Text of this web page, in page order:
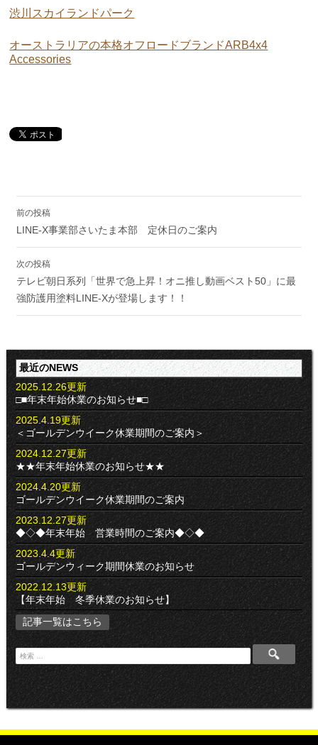
渋川スカイランドパーク
オーストラリアの本格オフロードブランドARB4x4
Accessories
稿
ナ
ビ
ゲ
ー
シ
ョ
前の投稿
LINE-X事業部さいたま本部 定休日のご案内
次の投稿
テレビ朝日系列「世界で急上昇！オニ推し動画ベスト50」に最
強防護用塗料LINE-Xが登場します！！
最近のNEWS
2025.12.26更新
□■年末年始休業のお知らせ■□
2025.4.19更新
＜ゴールデンウイーク休業期間のご案内＞
2024.12.27更新
★★年末年始休業のお知らせ★★
2024.4.20更新
ゴールデンウイーク休業期間のご案内
2023.12.27更新
◆◇◆年末年始 営業時間のご案内◆◇◆
2023.4.4更新
ゴールデンウィーク期間休業のお知らせ
2022.12.13更新
【年末年始 冬季休業のお知らせ】
記事一覧はこちら
検
索
: